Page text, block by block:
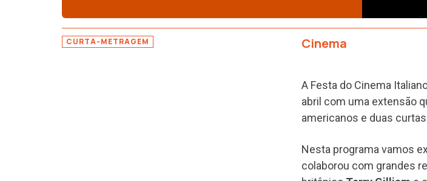
CURTA-METRAGEM Cinema
A Festa do Cinema
abril com uma extensão
americanos e duas
Nesta programa vamos
colaborou com grandes